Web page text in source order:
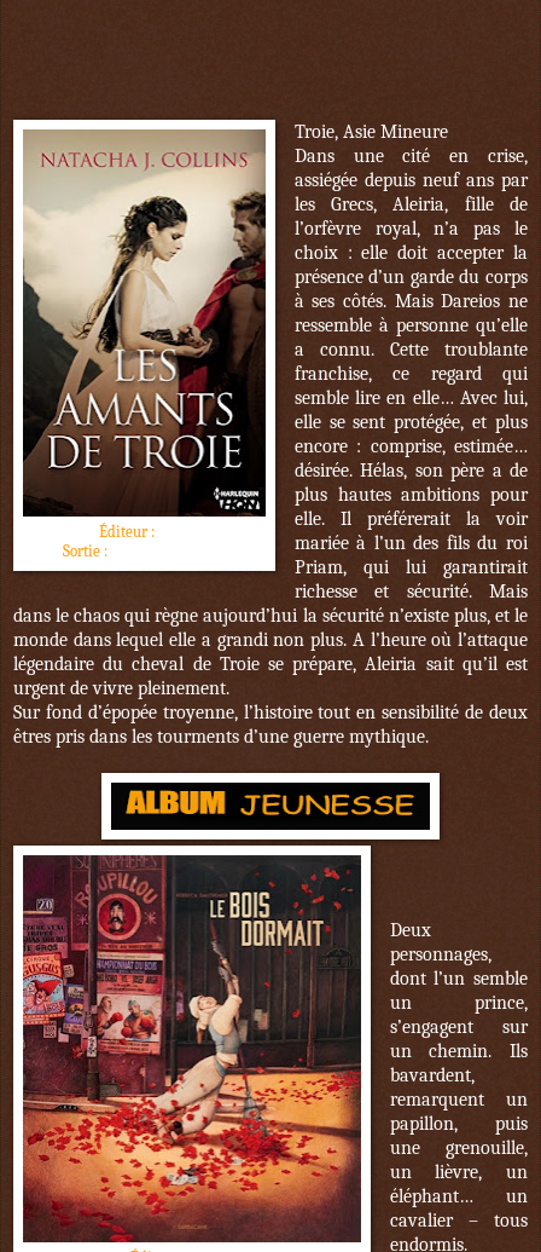
Éditeur :
Sortie :
Troie, Asie Mineure
Dans une cité en crise,
assiégée depuis neuf ans par
les Grecs, Aleiria, fille de
l’orfèvre royal, n’a pas le
choix : elle doit accepter la
présence d’un garde du corps
à ses côtés. Mais Dareios ne
ressemble à personne qu’elle
a connu. Cette troublante
franchise, ce regard qui
semble lire en elle… Avec lui,
elle se sent protégée, et plus
encore : comprise, estimée…
désirée. Hélas, son père a de
plus hautes ambitions pour
elle. Il préférerait la voir
mariée à l’un des fils du roi
Priam, qui lui garantirait
richesse et sécurité. Mais
dans le chaos qui règne aujourd’hui la sécurité n’existe plus, et le
monde dans lequel elle a grandi non plus. A l’heure où l’attaque
légendaire du cheval de Troie se prépare, Aleiria sait qu’il est
urgent de vivre pleinement.
Sur fond d’épopée troyenne, l’histoire tout en sensibilité de deux
êtres pris dans les tourments d’une guerre mythique.
Deux
personnages,
dont l’un semble
un prince,
s’engagent sur
un chemin. Ils
bavardent,
remarquent un
papillon, puis
une grenouille,
un lièvre, un
éléphant… un
cavalier – tous
endormis.